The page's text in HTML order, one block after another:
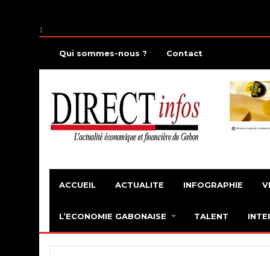
1
Qui sommes-nous ? Contact
ACCUEIL ACTUALITE INFOGRAPHIE
L’ECONOMIE GABONAISE TALENT